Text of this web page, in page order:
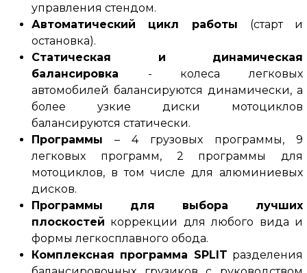
управления стендом.
Автоматический цикл работы (старт и
остановка).
Статическая и динамическая
балансировка - колеса легковых
автомобилей балансируются динамически, а
более узкие диски мотоциклов
балансируются статически.
Программы – 4 грузовых программы, 9
легковых программ, 2 программы для
мотоциклов, в том числе для алюминиевых
дисков.
Программы для выбора лучших
плоскостей коррекции для любого вида и
формы легкосплавного обода.
Комплексная программа SPLIT разделения